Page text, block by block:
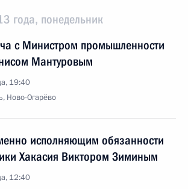
года, понедельник
с Министром промышленности
Мантуровым
19:40
Ново-Огарёво
исполняющим обязанности
Хакасия Виктором Зиминым
12:40